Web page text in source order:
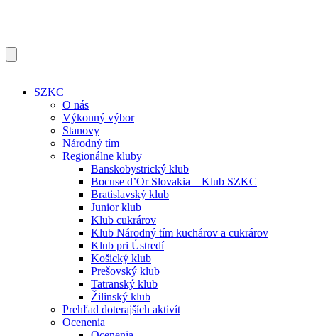
SZKC
O nás
Výkonný výbor
Stanovy
Národný tím
Regionálne kluby
Banskobystrický klub
Bocuse d’Or Slovakia – Klub SZKC
Bratislavský klub
Junior klub
Klub cukrárov
Klub Národný tím kuchárov a cukrárov
Klub pri Ústredí
Košický klub
Prešovský klub
Tatranský klub
Žilinský klub
Prehľad doterajších aktivít
Ocenenia